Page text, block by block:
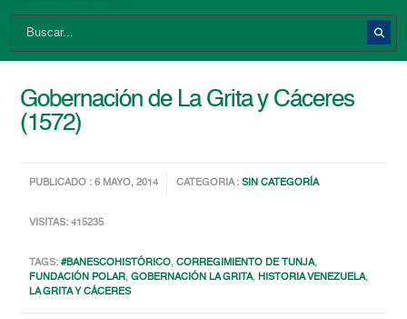
Gobernación de La Grita y Cáceres
(1572)
PUBLICADO : 6 MAYO, 2014 CATEGORIA :SIN CATEGORÍA
VISITAS: 415235
TAGS:#BANESCOHISTÓRICO,CORREGIMIENTO DE TUNJA,
FUNDACIÓN POLAR,GOBERNACIÓN LA GRITA,HISTORIA VENEZUELA,
LA GRITA Y CÁCERES